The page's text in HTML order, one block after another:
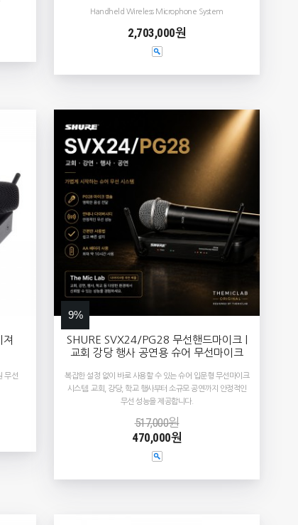
Handheld Wireless Microphone System
2,703,000원
무선
9%
SHURE SVX24/PG28 무선핸드마이크 |
교회 강당 행사 공연용 슈어 무선마이크
복잡한 설정 없이 바로 사용할 수 있는 슈어 입문형 무선마이크
시스템. 교회, 강당, 학교 행사부터 소규모 공연까지 안정적인
무선 성능을 제공합니다.
517,000원
470,000원